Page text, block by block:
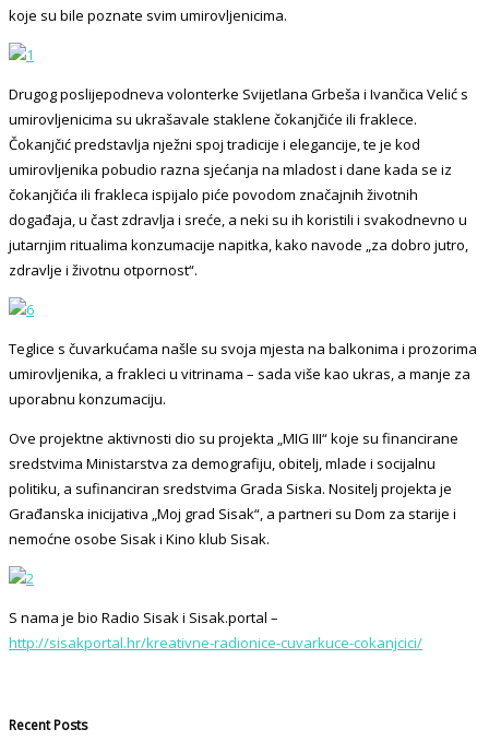
koje su bile poznate svim umirovljenicima.
Drugog poslijepodneva volonterke Svijetlana Grbeša i Ivančica Velić s
umirovljenicima su ukrašavale staklene čokanjčiće ili fraklece.
Čokanjčić predstavlja nježni spoj tradicije i elegancije, te je kod
umirovljenika pobudio razna sjećanja na mladost i dane kada se iz
čokanjčića ili frakleca ispijalo piće povodom značajnih životnih
događaja, u čast zdravlja i sreće, a neki su ih koristili i svakodnevno u
jutarnjim ritualima konzumacije napitka, kako navode „za dobro jutro,
zdravlje i životnu otpornost“.
Teglice s čuvarkućama našle su svoja mjesta na balkonima i prozorima
umirovljenika, a frakleci u vitrinama – sada više kao ukras, a manje za
uporabnu konzumaciju.
Ove projektne aktivnosti dio su projekta „MIG III“ koje su financirane
sredstvima Ministarstva za demografiju, obitelj, mlade i socijalnu
politiku, a sufinanciran sredstvima Grada Siska. Nositelj projekta je
Građanska inicijativa „Moj grad Sisak“, a partneri su Dom za starije i
nemoćne osobe Sisak i Kino klub Sisak.
S nama je bio Radio Sisak i Sisak.portal –
http://sisakportal.hr/kreativne-radionice-cuvarkuce-cokanjcici/
Recent Posts